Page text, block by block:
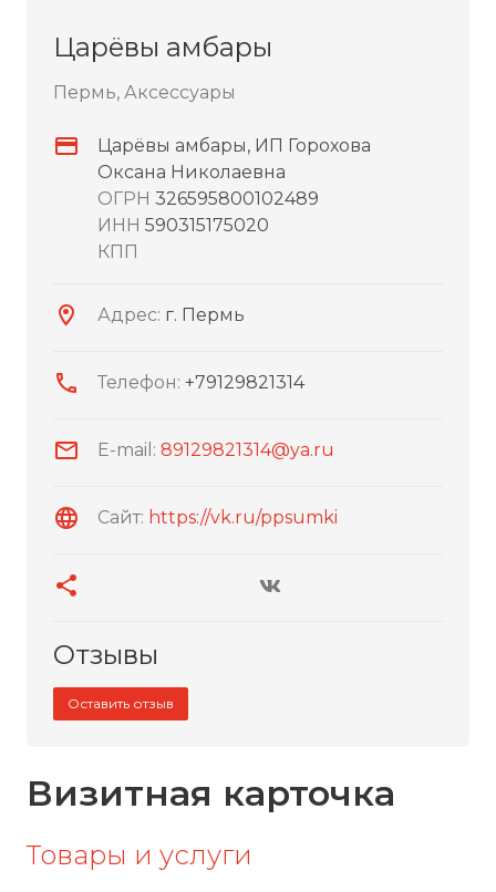
Царёвы амбары
Пермь, Аксессуары
Царёвы амбары, ИП Горохова
Оксана Николаевна
ОГРН 326595800102489
ИНН 590315175020
КПП
Адрес: г. Пермь
Телефон: +79129821314
E-mail: 89129821314@ya.ru
Сайт: https://vk.ru/ppsumki
Отзывы
Оставить отзыв
Визитная карточка
Товары и услуги